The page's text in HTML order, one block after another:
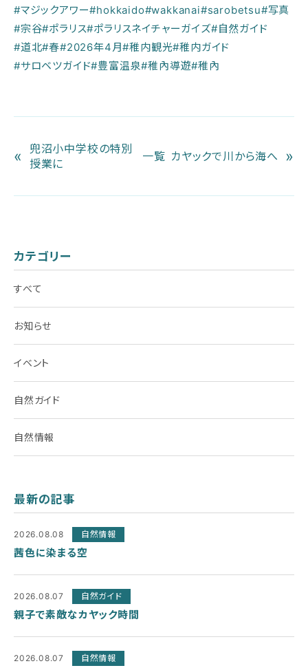
#マジックアワー#hokkaido#wakkanai#sarobetsu#写真
#宗谷#ポラリス#ポラリスネイチャーガイズ#自然ガイド
#道北#春#2026年4月#稚内観光#稚内ガイド
#サロベツガイド#豊富温泉#稚內導遊#稚內
«
兜沼小中学校の特別
授業に
一覧 カヤックで川から海へ »
カテゴリー
すべて
お知らせ
イベント
自然ガイド
自然情報
最新の記事
2026.08.08 自然情報
茜色に染まる空
2026.08.07 自然ガイド
親子で素敵なカヤック時間
2026.08.07 自然情報